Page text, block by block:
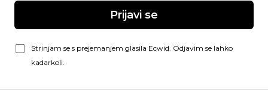
Prijavi se
Strinjam se s prejemanjem glasila Ecwid. Odjavim se lahko
kadarkoli.